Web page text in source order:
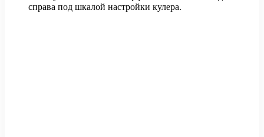
справа под шкалой настройки кулера.